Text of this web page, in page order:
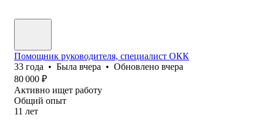
Помощник руководителя, специалист ОКК
33 года • Была вчера • Обновлено вчера
80 000 ₽
Активно ищет работу
Общий опыт
11 лет